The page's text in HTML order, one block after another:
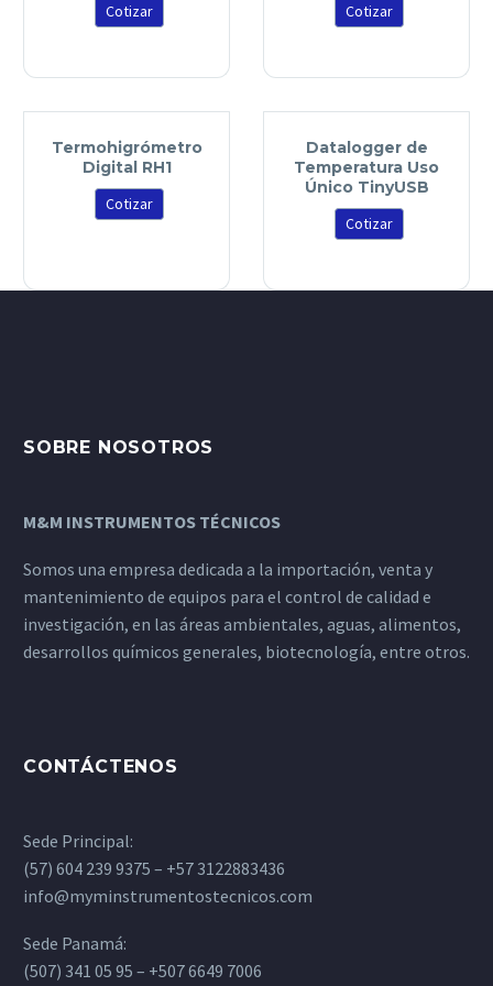
Cotizar
Cotizar
Termohigrómetro
Digital RH1
Cotizar
Datalogger de
Temperatura Uso
Único TinyUSB
Cotizar
SOBRE NOSOTROS
M&M INSTRUMENTOS TÉCNICOS
Somos una empresa dedicada a la importación, venta y
mantenimiento de equipos para el control de calidad e
investigación, en las áreas ambientales, aguas, alimentos,
desarrollos químicos generales, biotecnología, entre otros.
CONTÁCTENOS
Sede Principal:
(57) 604 239 9375 – +57 3122883436
info@myminstrumentostecnicos.com
Sede Panamá:
(507) 341 05 95 – +507 6649 7006